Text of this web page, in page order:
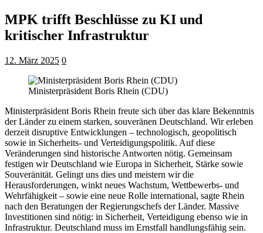
MPK trifft Beschlüsse zu KI und
kritischer Infrastruktur
12. März 2025 0
Ministerpräsident Boris Rhein (CDU)
Ministerpräsident Boris Rhein freute sich über das klare Bekenntnis
der Länder zu einem starken, souveränen Deutschland. Wir erleben
derzeit disruptive Entwicklungen – technologisch, geopolitisch
sowie in Sicherheits- und Verteidigungspolitik. Auf diese
Veränderungen sind historische Antworten nötig. Gemeinsam
festigen wir Deutschland wie Europa in Sicherheit, Stärke sowie
Souveränität. Gelingt uns dies und meistern wir die
Herausforderungen, winkt neues Wachstum, Wettbewerbs- und
Wehrfähigkeit – sowie eine neue Rolle international, sagte Rhein
nach den Beratungen der Regierungschefs der Länder. Massive
Investitionen sind nötig: in Sicherheit, Verteidigung ebenso wie in
Infrastruktur. Deutschland muss im Ernstfall handlungsfähig sein.